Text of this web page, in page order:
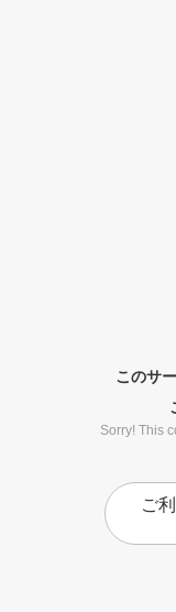
このサ
Sorry! This
ご